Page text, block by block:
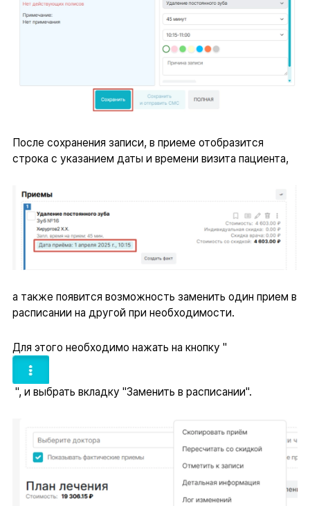
После сохранения записи, в приеме отобразится
строка с указанием даты и времени визита пациента,
а также появится возможность заменить один прием в
расписании на другой при необходимости.
Для этого необходимо нажать на кнопку "
", и выбрать вкладку "Заменить в расписании".